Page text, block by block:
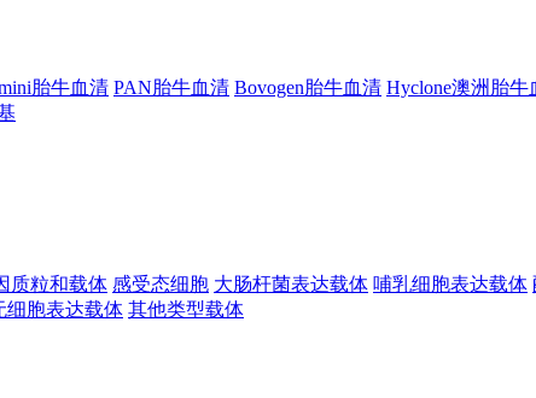
胎牛血清 PAN胎牛血清 Bovogen胎牛血清 Hyclone澳洲胎牛
质粒和载体 感受态细胞 大肠杆菌表达载体 哺乳细胞表达载体
细胞表达载体 其他类型载体